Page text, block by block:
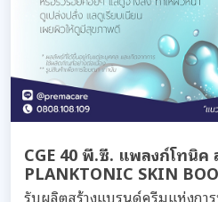
CGE 40 พี.ซี. แพลงก์โทนิ
PLANKTONIC SKIN
รับผลิตสร้างแบรนด์ครีมแห่งกา